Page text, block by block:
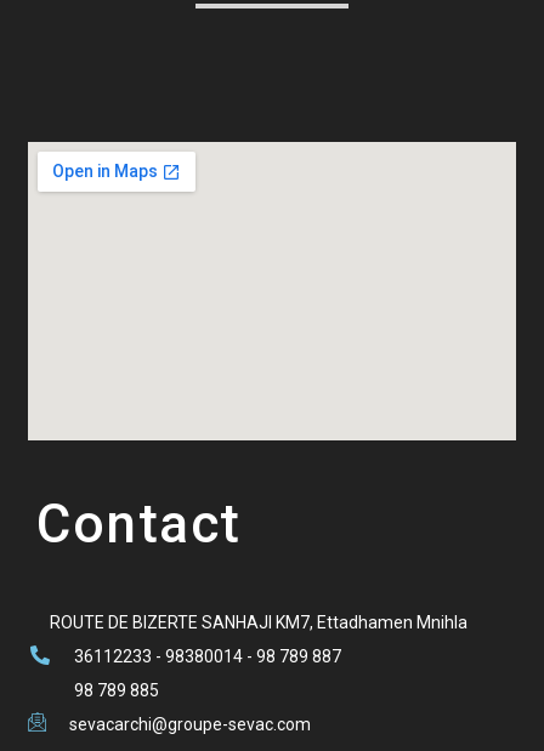
Contact
ROUTE DE BIZERTE SANHAJI KM7, Ettadhamen Mnihla
36112233 - 98380014 - 98 789 887
98 789 885
sevacarchi@groupe-sevac.com